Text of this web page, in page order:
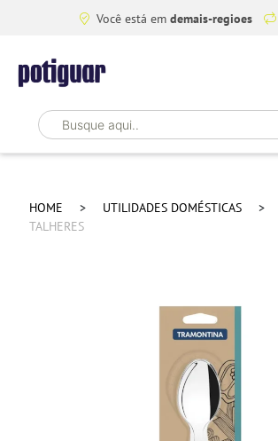
Você está em demais-regioes
HOME UTILIDADES DOMÉSTICAS
TALHERES